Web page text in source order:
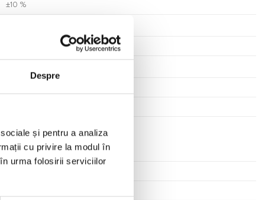
Despre
și pentru a analiza
cu privire la modul în
urma folosirii serviciilor
±10 %